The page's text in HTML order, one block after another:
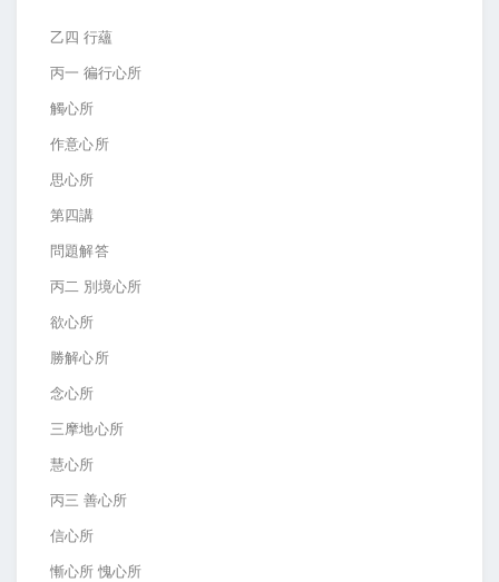
乙四 行蘊
丙一 徧行心所
觸心所
作意心所
思心所
第四講
問題解答
丙二 別境心所
欲心所
勝解心所
念心所
三摩地心所
慧心所
丙三 善心所
信心所
慚心所 愧心所